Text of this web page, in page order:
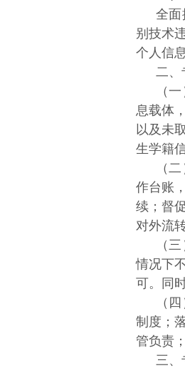
全面
别技术
个人信
二、
（
息载体
以及未
生学籍
（
作台账
续；督
对外流
（
情况下
可。同
（
制度；
管负责
三、